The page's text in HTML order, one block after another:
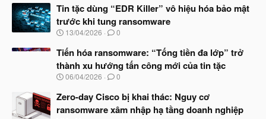
Tin tặc dùng “EDR Killer” vô hiệu hóa bảo mật
trước khi tung ransomware
N
à
b
ắ
đ
ầ
u
13/04/2026 0
Tiến hóa ransomware: “Tống tiền đa lớp” trở
thành xu hướng tấn công mới của tin tặc
N
à
b
06/04/2026 0
Zero-day Cisco bị khai thác: Nguy cơ
ransomware xâm nhập hạ tầng doanh nghiệp